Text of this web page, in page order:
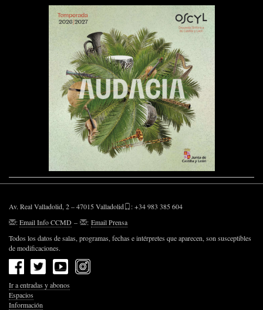
Av. Real Valladolid, 2 – 47015 Valladolid
: +34 983 385 604
:Email Info CCMD – : Email Prensa
Todos los datos de salas, programas, fechas e intérpretes que aparecen, son susceptibles
de modificaciones.
Ir a entradas y abonos
Espacios
Información